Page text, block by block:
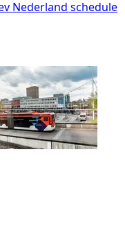
Nederland schedule